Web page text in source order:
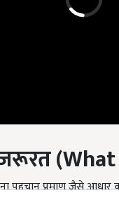
(
पहचान प्रमाण जैसे आधार
जाएगी और सब्सिडी